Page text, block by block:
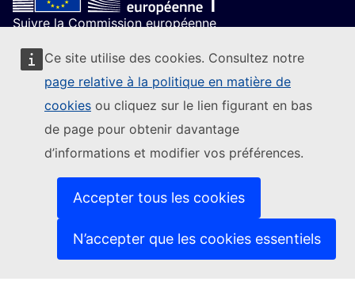
Ce site utilise des cookies. Consultez notre
page relative à la politique en matière de
cookies ou cliquez sur le lien figurant en bas
de page pour obtenir davantage
d’informations et modifier vos préférences.
Accepter tous les cookies
N’accepter que les cookies essentiels
Suivre la Commission européenne
Nous contacter(Lien externe)
Signaler une vulnérabilité informatique
(Lien externe)
Les langues sur nos sites web(Lien externe)
Cookies(Lien externe)
Protection de la vie privée(Lien externe)
Avis juridique(Lien externe)